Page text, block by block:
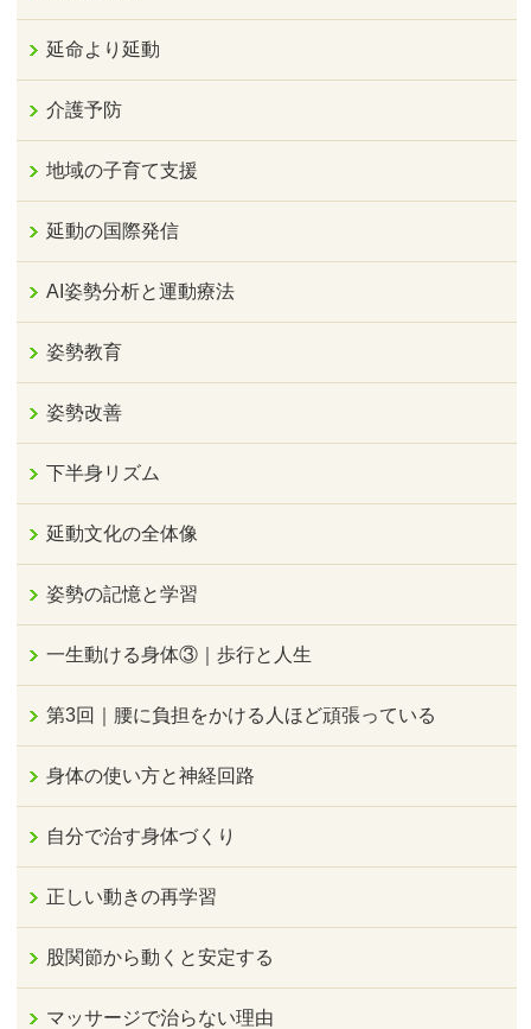
延命より延動
介護予防
地域の子育て支援
延動の国際発信
AI姿勢分析と運動療法
姿勢教育
姿勢改善
下半身リズム
延動文化の全体像
姿勢の記憶と学習
一生動ける身体③｜歩行と人生
第3回｜腰に負担をかける人ほど頑張っている
身体の使い方と神経回路
自分で治す身体づくり
正しい動きの再学習
股関節から動くと安定する
マッサージで治らない理由